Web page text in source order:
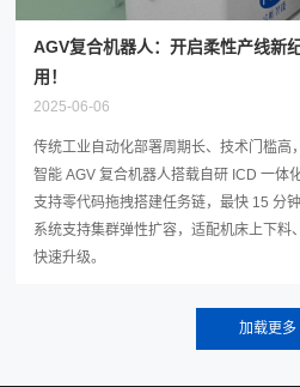
AGV复合机器人：开启柔性产线新
用！
2025-06-06
传统工业自动化部署周期长、技术门槛高
智能 AGV 复合机器人搭载自研 ICD 一体
支持零代码拖拽搭建任务链，最快 15 分
系统支持集群弹性扩容，适配机床上下料
快速升级。